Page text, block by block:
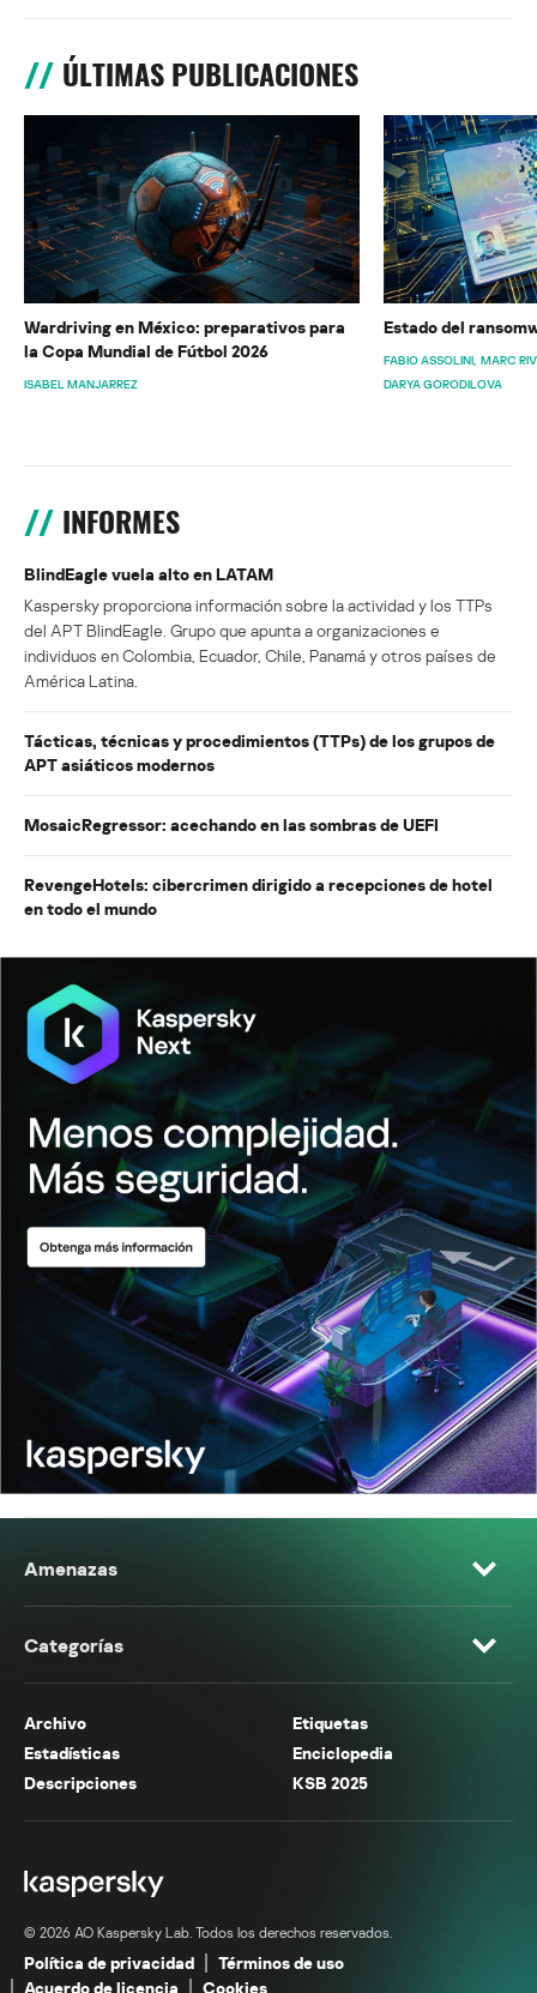
ÚLTIMAS PUBLICACIONES
Wardriving en México: preparativos para
la Copa Mundial de Fútbol 2026
ISABEL MANJARREZ
Estado del
FABIO ASSOLINI MARC
DARYA GORODILOVA
INFORMES
BlindEagle vuela alto en LATAM
Kaspersky proporciona información sobre la actividad y los TTPs
del APT BlindEagle. Grupo que apunta a organizaciones e
individuos en Colombia, Ecuador, Chile, Panamá y otros países de
América Latina.
Tácticas, técnicas y procedimientos (TTPs) de los grupos de
APT asiáticos modernos
MosaicRegressor: acechando en las sombras de UEFI
RevengeHotels: cibercrimen dirigido a recepciones de hotel
en todo el mundo
Amenazas
Categorías
Archivo
Etiquetas
Estadísticas
Enciclopedia
Descripciones
KSB 2025
© 2026 AO Kaspersky Lab. Todos los derechos reservados.
Política de privacidad
Términos de uso
Acuerdo de licencia
Cookies